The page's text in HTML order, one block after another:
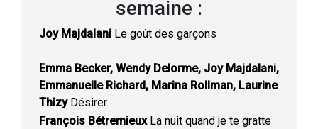
semaine :
Joy Majdalani Le goût des garçons
Emma Becker, Wendy Delorme, Joy Majdalani,
Emmanuelle Richard, Marina Rollman, Laurine
ThizyDésirer
François BétremieuxLa nuit quand je te gratte